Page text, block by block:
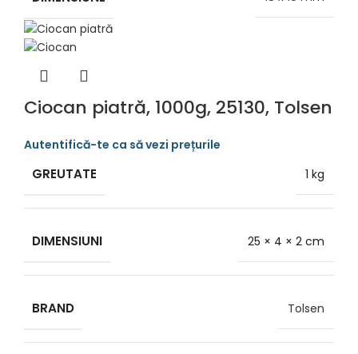
Ciocan piatră, 1000g, 25130, Tolsen
GREUTATE 1 kg
DIMENSIUNI 25 × 4 × 2 cm
BRAND Tolsen